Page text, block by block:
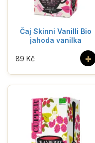
Čaj Skinni Vanilli Bio
jahoda vanilka
+
89 Kč